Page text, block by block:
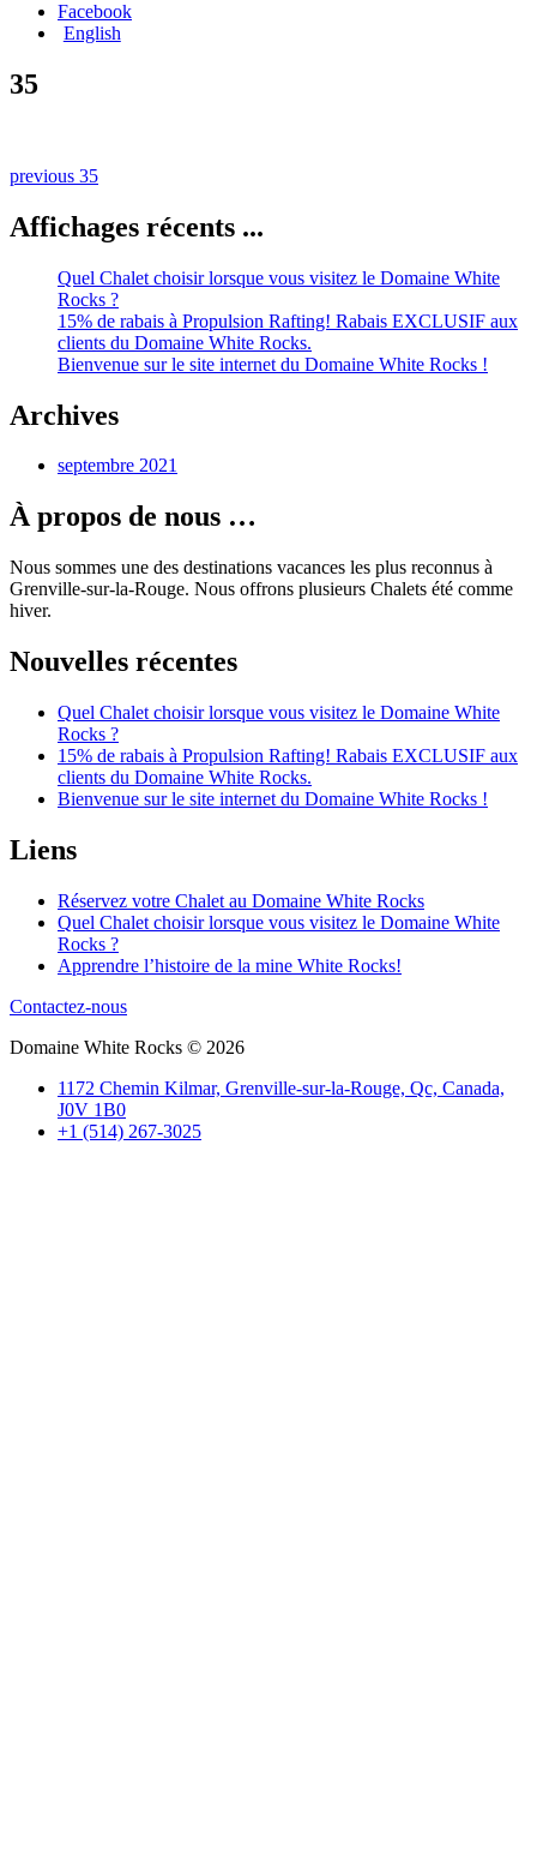
Facebook
English
35
Naviguation
dans
les
publications
previous Previous
35
Affichages récents ...
Quel Chalet choisir lorsque vous visitez le Domaine White
Rocks ?
15% de rabais à Propulsion Rafting! Rabais EXCLUSIF aux
clients du Domaine White Rocks.
Bienvenue sur le site internet du Domaine White Rocks !
Archives
septembre 2021
À propos de nous …
Nous sommes une des destinations vacances les plus reconnus à
Grenville-sur-la-Rouge. Nous offrons plusieurs Chalets été comme
hiver.
Nouvelles récentes
Quel Chalet choisir lorsque vous visitez le Domaine White
Rocks ?
15% de rabais à Propulsion Rafting! Rabais EXCLUSIF aux
clients du Domaine White Rocks.
Bienvenue sur le site internet du Domaine White Rocks !
Liens
Réservez votre Chalet au Domaine White Rocks
Quel Chalet choisir lorsque vous visitez le Domaine White
Rocks ?
Apprendre l’histoire de la mine White Rocks!
Contactez-nous
Domaine White Rocks © 2026
1172 Chemin Kilmar, Grenville-sur-la-Rouge, Qc, Canada,
J0V 1B0
+1 (514) 267-3025